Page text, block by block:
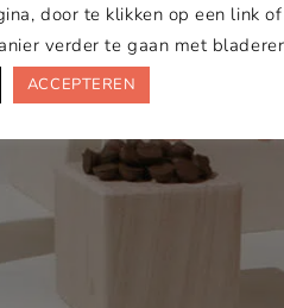
door te klikken op een link of
verder te gaan met
ACCEPTEREN